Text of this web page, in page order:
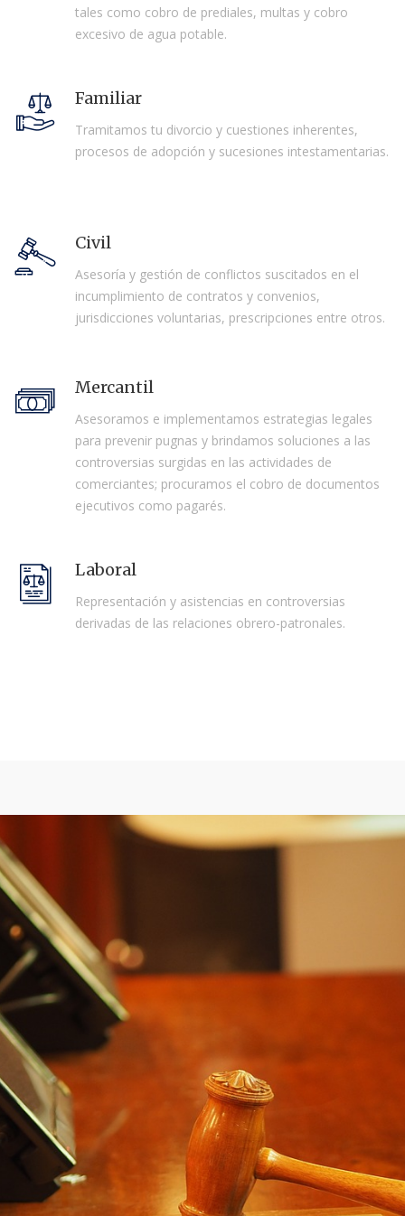
tales como cobro de prediales, multas y cobro
excesivo de agua potable.
Familiar
Tramitamos tu divorcio y cuestiones inherentes,
procesos de adopción y sucesiones intestamentarias.
Civil
Asesoría y gestión de conflictos suscitados en el
incumplimiento de contratos y convenios,
jurisdicciones voluntarias, prescripciones entre otros.
Mercantil
Asesoramos e implementamos estrategias legales
para prevenir pugnas y brindamos soluciones a las
controversias surgidas en las actividades de
comerciantes; procuramos el cobro de documentos
ejecutivos como pagarés.
Laboral
Representación y asistencias en controversias
derivadas de las relaciones obrero-patronales.